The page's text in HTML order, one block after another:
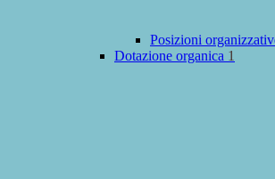
Posizioni
Dotazione organica 1